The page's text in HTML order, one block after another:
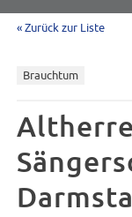
« Zurück zur Liste
Brauchtum